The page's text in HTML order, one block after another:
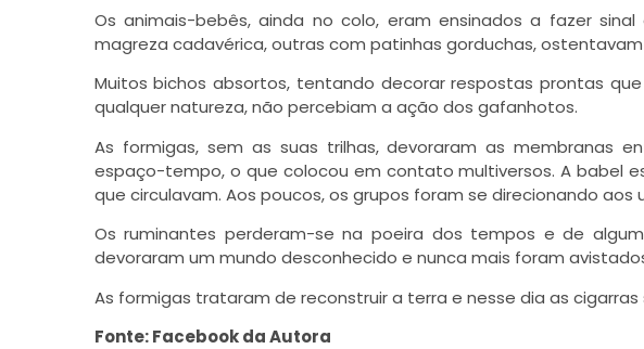
Os animais-bebês, ainda no colo, eram ensinados a fazer
magreza cadavérica, outras com patinhas gorduchas,
Muitos bichos absortos, tentando decorar respostas prontas
qualquer natureza, não percebiam a ação dos gafanhotos.
As formigas, sem as suas trilhas, devoraram as membranas
espaço-tempo, o que colocou em contato multiversos. A babel
que circulavam. Aos poucos, os grupos foram se direcionando aos
Os ruminantes perderam-se na poeira dos tempos e de
devoraram um mundo desconhecido e nunca mais foram
As formigas trataram de reconstruir a terra e nesse dia as
Fonte: Facebook da Autora